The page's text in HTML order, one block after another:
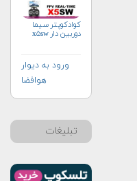
کوادکوپتر سیما
دوربین دار x۵sw
ورود به دیوار
هوافضا
تبلیغات